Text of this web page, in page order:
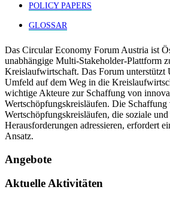
POLICY PAPERS
GLOSSAR
Das Circular Economy Forum Austria ist
unabhängige Multi-Stakeholder-Plattform
Kreislaufwirtschaft. Das Forum unterstützt
Umfeld auf dem Weg in die
wichtige Akteure zur Schaffung von
Wertschöpfungskreisläufen. Die Schaffung
Wertschöpfungskreisläufen, die soziale
Herausforderungen adressieren, erfordert
Ansatz.
Angebote
Aktuelle Aktivitäten